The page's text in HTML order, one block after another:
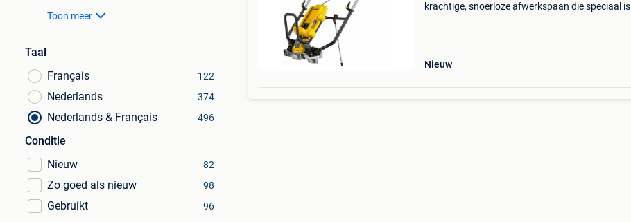
Toon meer
Taal
Français
122
Nederlands 374
Nederlands & Français 496
Conditie
Nieuw
82
Zo goed als nieuw 98
Gebruikt 96
krachtige, snoerloze afwerkspaan die speciaal is
Nieuw